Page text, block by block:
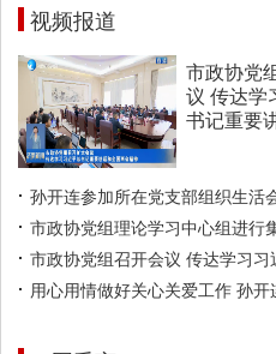
视频报道
市政协党
议 传达学
书记重要
孙开连参加所在党支部组织生活
市政协党组理论学习中心组进行
市政协党组召开会议 传达学习习
用心用情做好关心关爱工作 孙开